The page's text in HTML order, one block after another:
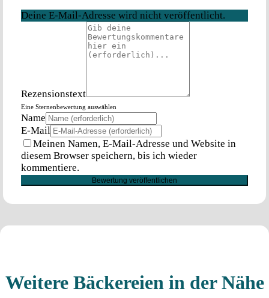
Deine E-Mail-Adresse wird nicht veröffentlicht.
Rezensionstext
Eine Sternenbewertung auswählen
Name
E-Mail
Meinen Namen, E-Mail-Adresse und Website in
diesem Browser speichern, bis ich wieder
kommentiere.
Weitere Bäckereien in der Nähe